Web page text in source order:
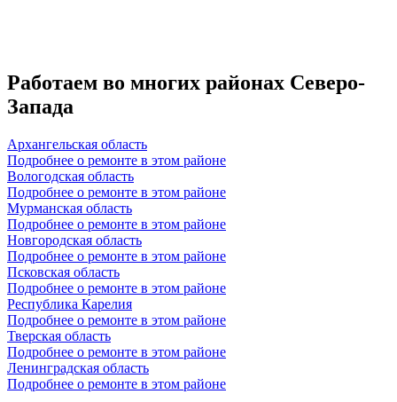
Работаем во многих районах Северо-
Запада
Архангельская область
Подробнее о ремонте в этом районе
Вологодская область
Подробнее о ремонте в этом районе
Мурманская область
Подробнее о ремонте в этом районе
Новгородская область
Подробнее о ремонте в этом районе
Псковская область
Подробнее о ремонте в этом районе
Республика Карелия
Подробнее о ремонте в этом районе
Тверская область
Подробнее о ремонте в этом районе
Ленинградская область
Подробнее о ремонте в этом районе